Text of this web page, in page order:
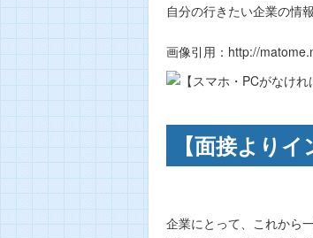
自分の行きたい企業の情
画像引用：http://
【面接より
企業にとって、これから